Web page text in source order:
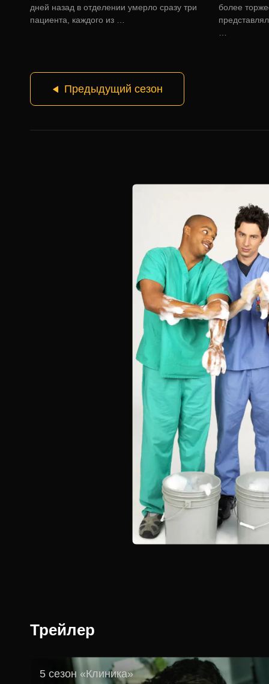
дней назад в отделении умерло сразу три
пациента, каждого из …
более
Предыдущий сезон
Трейлер
5 сезон «Клиника»